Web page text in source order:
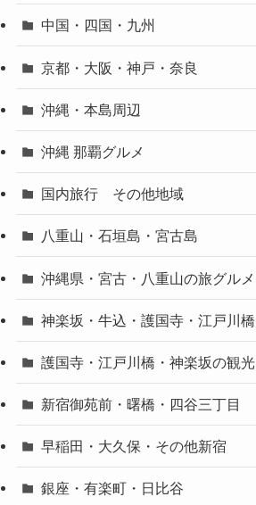
中国・四国・九州
京都・大阪・神戸・奈良
沖縄・本島周辺
沖縄 那覇グルメ
国内旅行 その他地域
八重山・石垣島・宮古島
沖縄県・宮古・八重山の旅グルメ
神楽坂・牛込・護国寺・江戸川橋
護国寺・江戸川橋・神楽坂の観光
新宿御苑前・曙橋・四谷三丁目
早稲田・大久保・その他新宿
銀座・有楽町・日比谷